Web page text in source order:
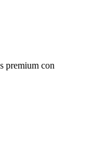
premium con